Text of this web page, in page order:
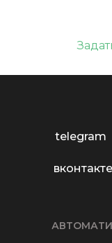
вконтакте
telegram